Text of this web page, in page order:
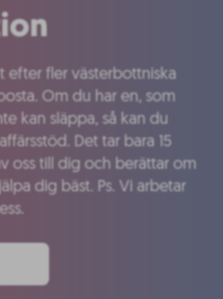
efter fler västerbottniska
Om du har en, som
kan släppa, så kan du
Det tar bara 15
oss till dig och berättar om
dig bäst. Ps. Vi arbetar